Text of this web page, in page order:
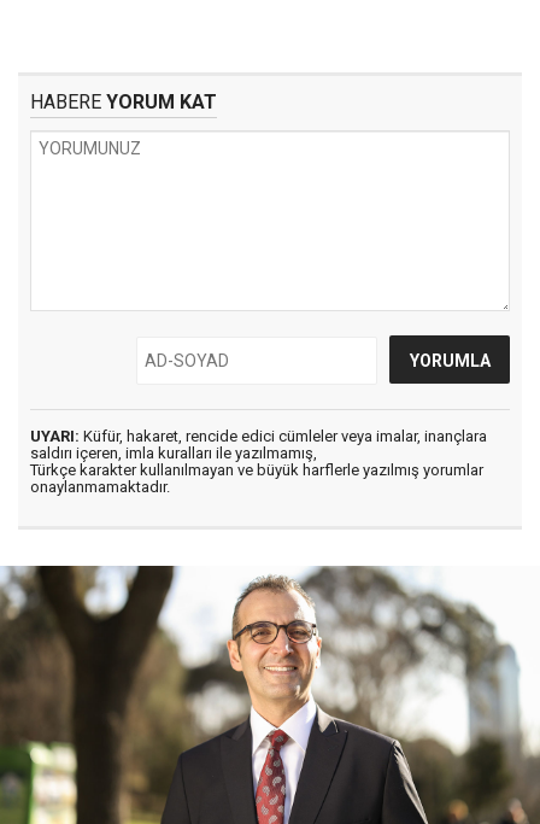
HABERE YORUM KAT
UYARI: Küfür, hakaret, rencide edici cümleler veya imalar, inançlara
saldırı içeren, imla kuralları ile yazılmamış,
Türkçe karakter kullanılmayan ve büyük harflerle yazılmış yorumlar
onaylanmamaktadır.